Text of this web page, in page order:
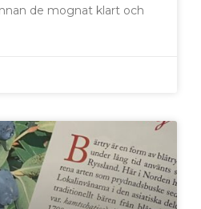
de mognat klart och